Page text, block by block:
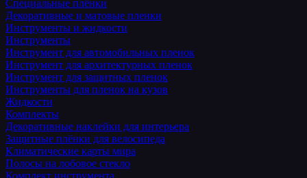
Специальные плёнки
Декоративные и матовые пленки
Инструменты и жидкости
Инструменты
Инструмент для автомобильных пленок
Инструмент для архитектурных пленок
Инструмент для защитных пленок
Инструменты для пленок на кузов
Жидкости
Комплекты
Декоративные наклейки для интерьера
Защитные плёнки для велосипеда
Климатические карты мира
Полосы на лобовое стекло
Комплект инструмента